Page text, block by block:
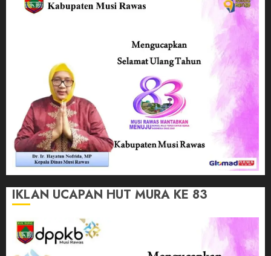
IKLAN UCAPAN HUT MURA KE 83